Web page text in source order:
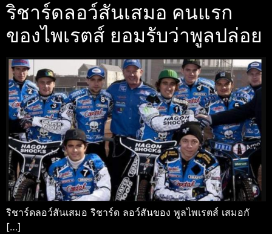
ริชาร์ดลอว์สันเสมอ คนแรก
ของไพเรตส์ ยอมรับว่าพูลปล่อย
ริชาร์ดลอว์สันเสมอ ริชาร์ด ลอว์สันของ พูลไพเรตส์ เสมอกั
[…]